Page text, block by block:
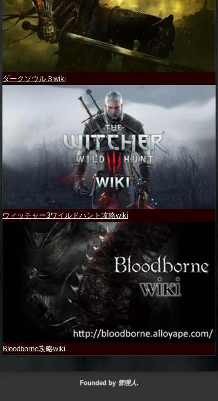
ダークソウル３wiki
ウィッチャー3ワイルドハント攻略wiki
Bloodborne攻略wiki
Founded by 管理人.